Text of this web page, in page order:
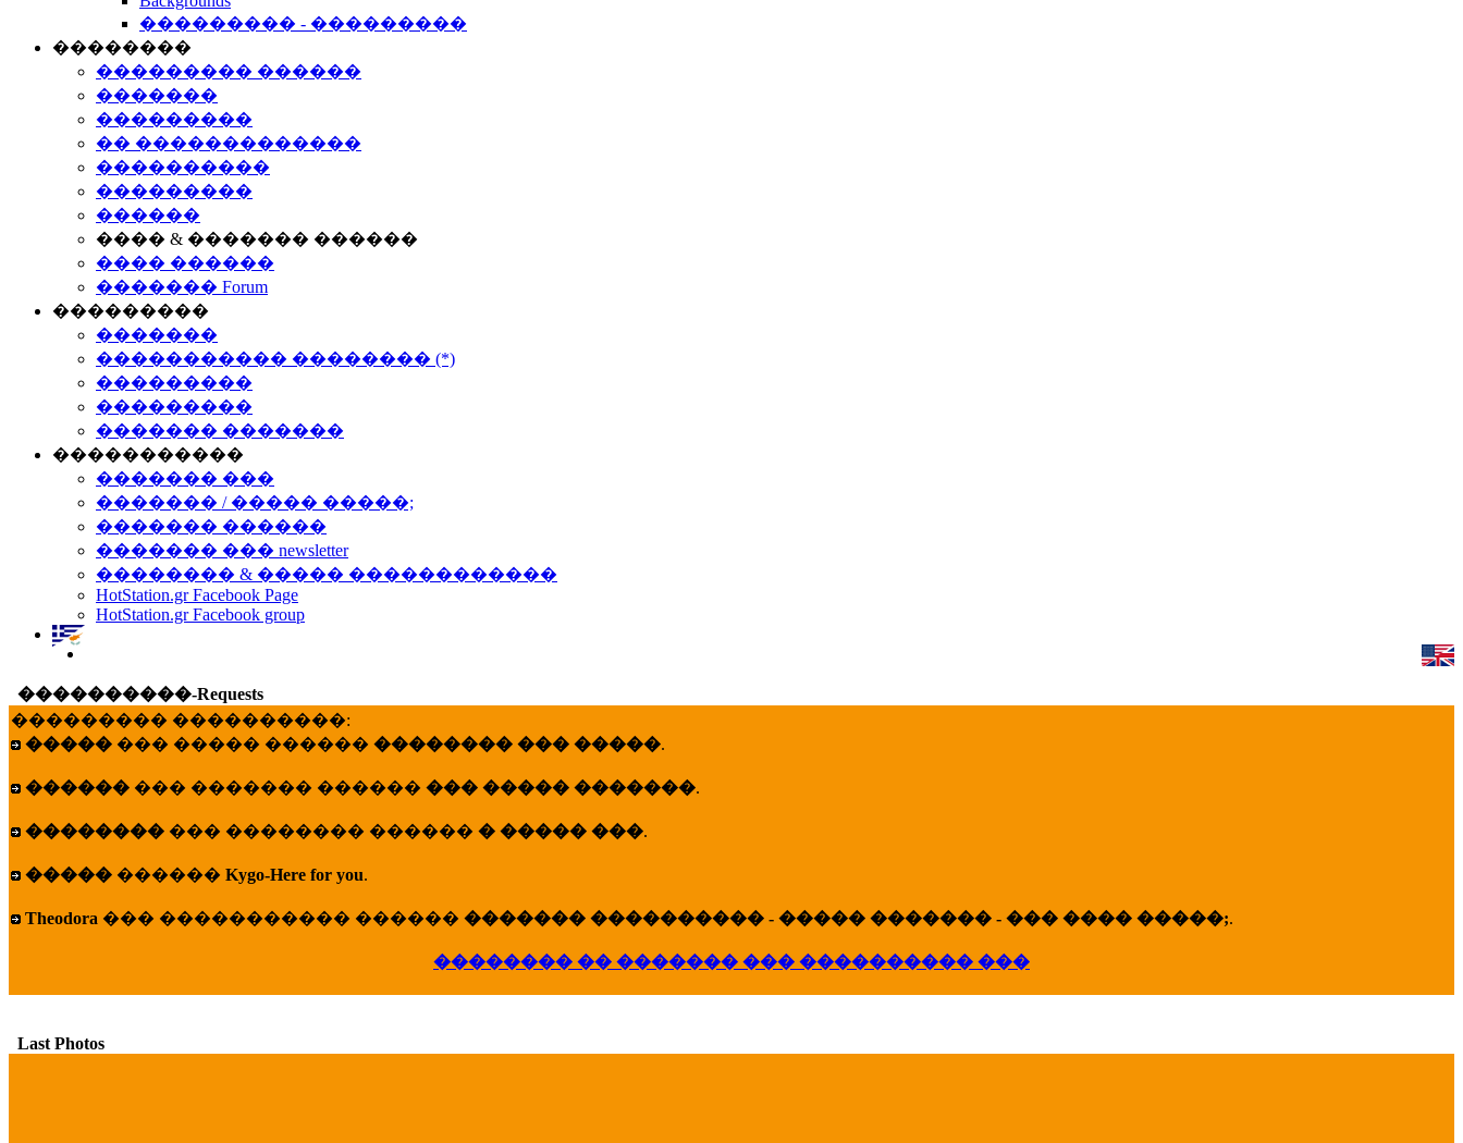
��������� - ���������
��������
��������� ������
�������
���������
�� �������������
����������
���������
������
���� & ������� ������
���� ������
������� Forum
���������
�������
����������� �������� (*)
���������
���������
������� �������
�����������
������� ���
������� / ����� �����;
������� ������
������� ��� newsletter
�������� & ����� ������������
HotStation.gr Facebook Page
HotStation.gr Facebook group
����������-Requests
��������� ����������:
����� ��� ����� ������ �������� ��� �����.
������ ��� ������� ������ ��� ����� �������.
�������� ��� �������� ������ � ����� ���.
����� ������ Kygo-Here for you.
Theodora ��� ����������� ������ ������� ���������� - ����� ������� - ��� ���� �����;.
�������� �� ������� ��� ���������� ���
Last Photos